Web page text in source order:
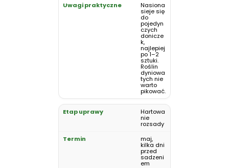
Nasiona
sieje się
do
pojedyn
czych
donicze
k,
najlepiej
po 1–2
sztuki.
Roślin
dyniowa
tych nie
warto
pikować.
Hartowa
nie
rozsady
maj,
kilka dni
przed
sadzeni
em